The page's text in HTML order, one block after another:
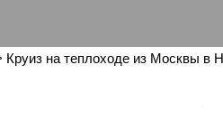
Круиз на теплоходе из Москвы в